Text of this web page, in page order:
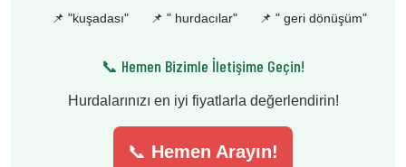
📌 "kuşadası" 📌 " hurdacılar" 📌 " geri dönüşüm"
📞 Hemen Bizimle İletişime Geçin!
Hurdalarınızı en iyi fiyatlarla değerlendirin!
📞 Hemen Arayın!